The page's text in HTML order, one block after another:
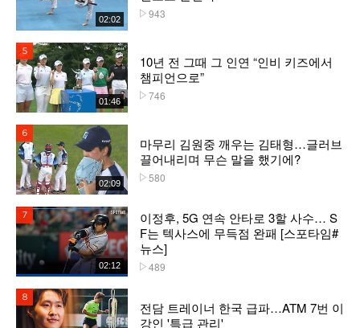
02:02 943
01:46
10년 전 그때 그 인연 “인비 키즈에서
챔피언으로”
746
02:09
마무리 김원중 깨우는 김태형…글러브
끌어내리며 무슨 말을 했기에?
580
02:12
이정후, 5G 연속 안타로 3할 사수… S
F는 텍사스에 무득점 완패 [스포타임#
뉴스]
489
전담 트레이너 한국 급파…ATM 7번 이
강인 '특급 관리'